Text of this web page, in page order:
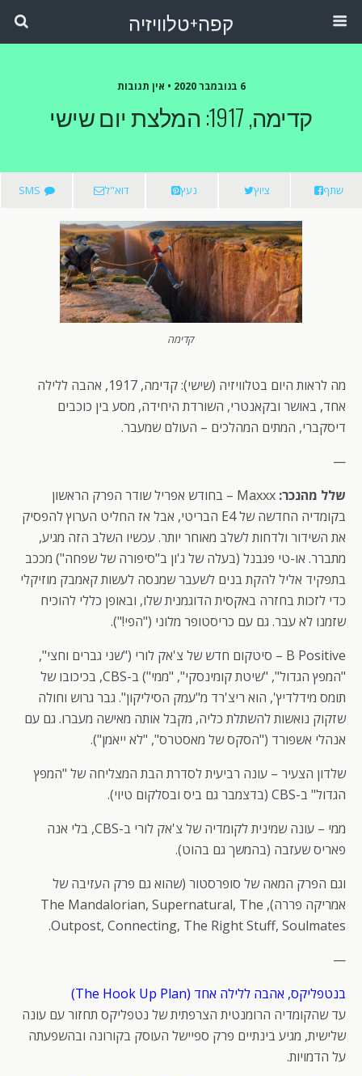
קפה+טלוויזיה
6 בנובמבר 2020 • אין תגובות
קדימה, 1917: המלצת יום שישי
שתף ציוץ נעץ דוא"ל SMS
קדימה
מה לראות היום בטלוויזיה (שישי): קדימה, 1917, אהבה ללילה
אחד, באושר ובקאנטרי, השורדת היחידה, מסע בין כוכבים
דיסקברי, המתים המהלכים – העולם שמעבר.
—
שלל מהנכר:
Maxxx – בחודש אפריל שודר הפרק הראשון
בקומדיה החדשה של E4 הבריטי, אבל אז החליט הערוץ להפסיק
את השידור ולדחות לשלב מאוחר יותר. עכשיו השלב הזה מגיע,
מתברר. או-טי פגבנל (בעלה של ג'ון ב"סיפורה של שפחה") מככב
בתפקיד אליל להקת בנים לשעבר שמנסה לעשות קאמבק מוזיקלי
כדי לזכות בחזרה באקסית הדוגמנית שלו, ובאופן כללי להוכיח
שזמנו לא עבר. גם עם כריסטופר מלוני ("הפי!").
B Positive – סיטקום חדש של צ'אק לורי ("שני גברים וחצי",
"המפץ הגדול", "שיטת קומינסקי", "ממי") ב-CBS, בכיכובו של
תומס מידלדיץ', הוא ריצ'רד מ"עמק הסיליקון". גבר גרוש וחולה
שזקוק נואשות להשתלת כליה, מקבל אותה מאישה מעברו. גם עם
אנהלי אשפורד ("הסקס של מאסטרס", "לא ייאמן").
שלדון הצעיר – עונה רביעית לסדרת הבת המצליחה של "המפץ
הגדול" ב-CBS (בדצמבר גם ביס ובסלקום טיוי).
ממי – עונה שמינית לקומדיה של צ'אק לורי ב-CBS, בלי אנה
פאריס שעזבה (בהמשך גם בהוט).
וגם הפרק המאה של סופרסטור (שהוא גם פרק העזיבה של
אמריקה פררה), The Mandalorian, Supernatural, The
Outpost, Connecting, The Right Stuff, Soulmates.
—
בנטפליקס, אהבה ללילה אחד (The Hook Up Plan)
עד שהקומדיה הרומנטית הצרפתית של נטפליקס תחזור עם עונה
שלישית, מגיע בינתיים פרק ספיישל העוסק בקורונה ובהשפעתה
על הדמויות.